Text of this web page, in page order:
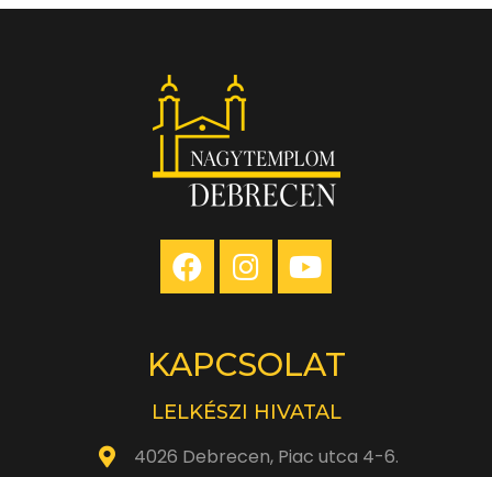
KAPCSOLAT
LELKÉSZI HIVATAL
4026 Debrecen, Piac utca 4-6.